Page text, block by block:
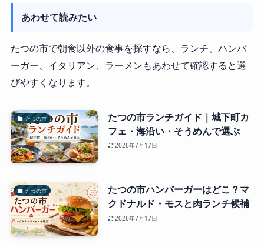
あわせて読みたい
たつの市で朝食以外の食事を探すなら、ランチ、ハンバ
ーガー、イタリアン、ラーメンもあわせて確認すると選
びやすくなります。
たつの市
たつの市ランチガイド｜城下町カ
フェ・海沿い・そうめんで選ぶ
2026年7月17日
たつの市
たつの市ハンバーガーはどこ？マ
クドナルド・モスと肉ランチ候補
2026年7月17日